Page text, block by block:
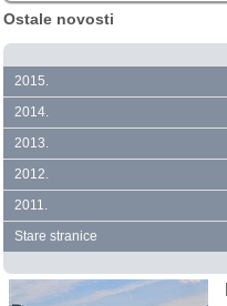
Ostale novosti
2015.
2014.
2013.
2012.
2011.
Stare stranice